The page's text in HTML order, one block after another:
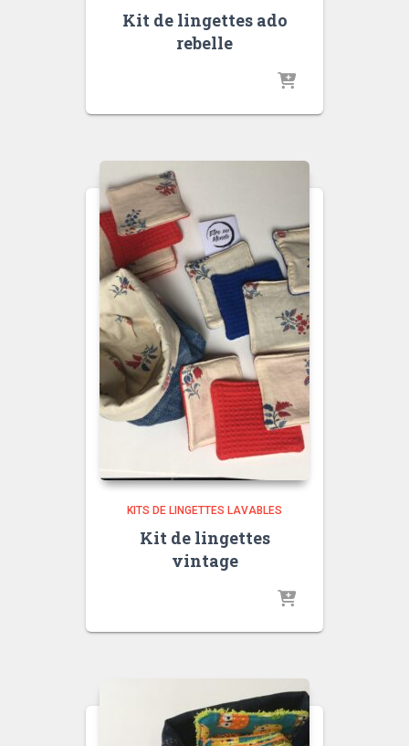
Kit de lingettes ado
rebelle
KITS DE LINGETTES LAVABLES
Kit de lingettes
vintage